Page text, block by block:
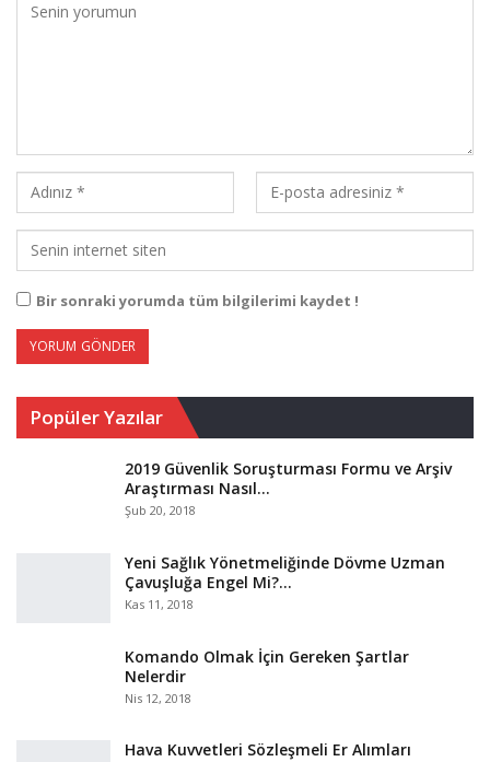
Bir sonraki yorumda tüm bilgilerimi kaydet !
Popüler Yazılar
2019 Güvenlik Soruşturması Formu ve Arşiv
Araştırması Nasıl…
Şub 20, 2018
Yeni Sağlık Yönetmeliğinde Dövme Uzman
Çavuşluğa Engel Mi?…
Kas 11, 2018
Komando Olmak İçin Gereken Şartlar
Nelerdir
Nis 12, 2018
Hava Kuvvetleri Sözleşmeli Er Alımları